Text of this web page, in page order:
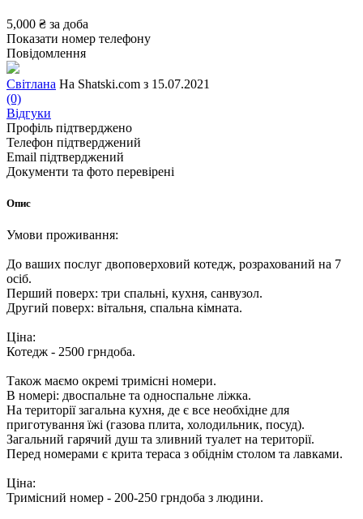
5,000 ₴ за доба
Показати номер телефону
Повідомлення
Світлана На Shatski.com з 15.07.2021
(0)
Відгуки
Профіль підтверджено
Телефон підтверджений
Email підтверджений
Документи та фото перевірені
Опис
Умови проживання:
До ваших послуг двоповерховий котедж, розрахований на 7
осіб.
Перший поверх: три спальні, кухня, санвузол.
Другий поверх: вітальня, спальна кімната.
Ціна:
Котедж - 2500 грндоба.
Також маємо окремі тримісні номери.
В номері: двоспальне та односпальне ліжка.
На території загальна кухня, де є все необхідне для
приготування їжі (газова плита, холодильник, посуд).
Загальний гарячий душ та зливний туалет на території.
Перед номерами є крита тераса з обіднім столом та лавками.
Ціна:
Тримісний номер - 200-250 грндоба з людини.